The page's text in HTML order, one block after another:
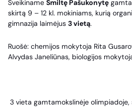
Sveikiname Smiltę Pašukonytę
skirtą 9 – 12 kl. mokiniams, kurią
gimnazija laimėjus 3 vietą.
Ruošė: chemijos mokytoja Rita
Alvydas Janeliūnas, biologijos
3 vieta gamtamokslinėje olimpiadoje,